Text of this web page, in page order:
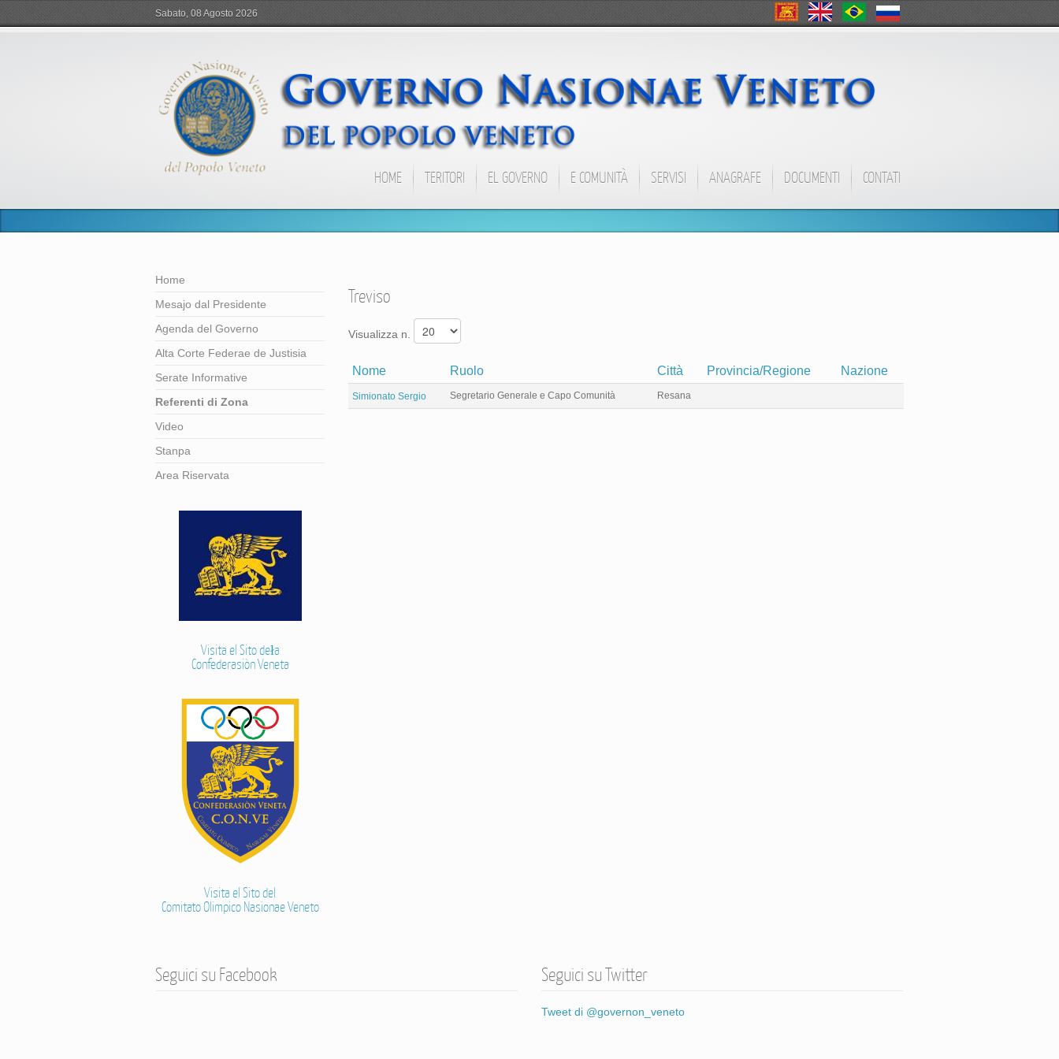
Sabato, 08 Agosto 2026
HOME TERITORI EL GOVERNO E COMUNITÀ SERVISI ANAGRAFE DOCUMENTI CONTATI
Treviso
Visualizza n.
Nome Ruolo Città Provincia/Regione Nazione
Simionato Sergio Segretario Generale e Capo Comunità Resana
Home
Mesajo dal Presidente
Agenda del Governo
Alta Corte Federae de Justisia
Serate Informative
Referenti di Zona
Video
Stanpa
Area Riservata
Visita el Sito deła
Confederasiòn Veneta
Visita el Sito del
Comitato Olimpico Nasionae Veneto
Seguici su Facebook Seguici su Twitter
Tweet di @governon_veneto